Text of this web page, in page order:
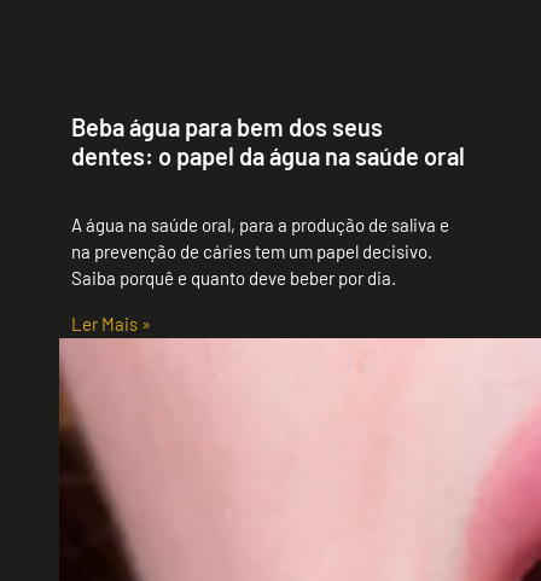
Beba água para bem dos seus
dentes: o papel da água na saúde oral
A água na saúde oral, para a produção de saliva e
na prevenção de cáries tem um papel decisivo.
Saiba porquê e quanto deve beber por dia.
Ler Mais »